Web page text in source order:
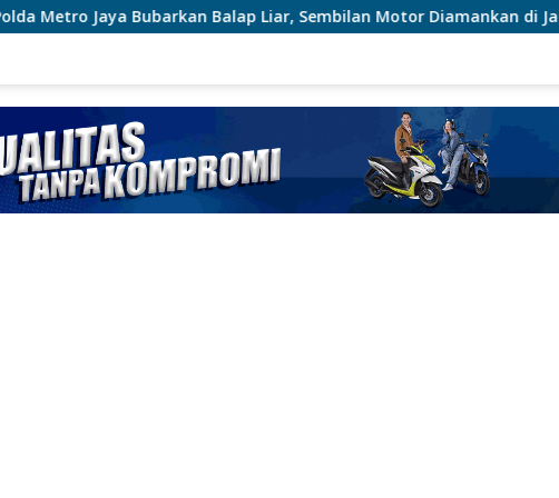
Balap Liar, Sembilan Motor Diamankan di Jakarta Timur